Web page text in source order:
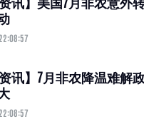
资讯】7月非农降温难